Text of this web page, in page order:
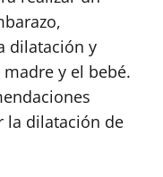
dilatación y
y el bebé.
la dilatación de